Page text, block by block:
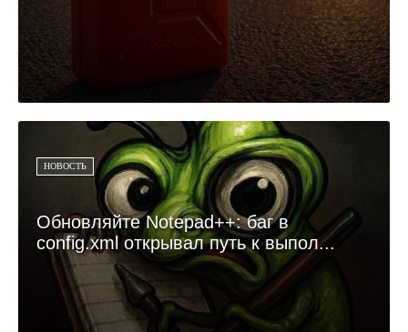
НОВОСТЬ
Обновляйте Notepad++: баг в
config.xml открывал путь к выпол...